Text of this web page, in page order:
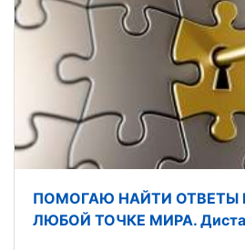
ПОМОГАЮ НАЙТИ ОТВЕТЫ
ЛЮБОЙ ТОЧКЕ МИРА.